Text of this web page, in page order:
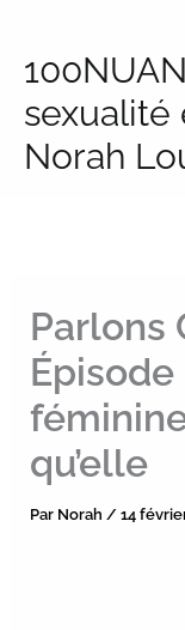
contenu
sexualité
Norah
Parlons
Épisode
qu’elle
Par Norah / 14